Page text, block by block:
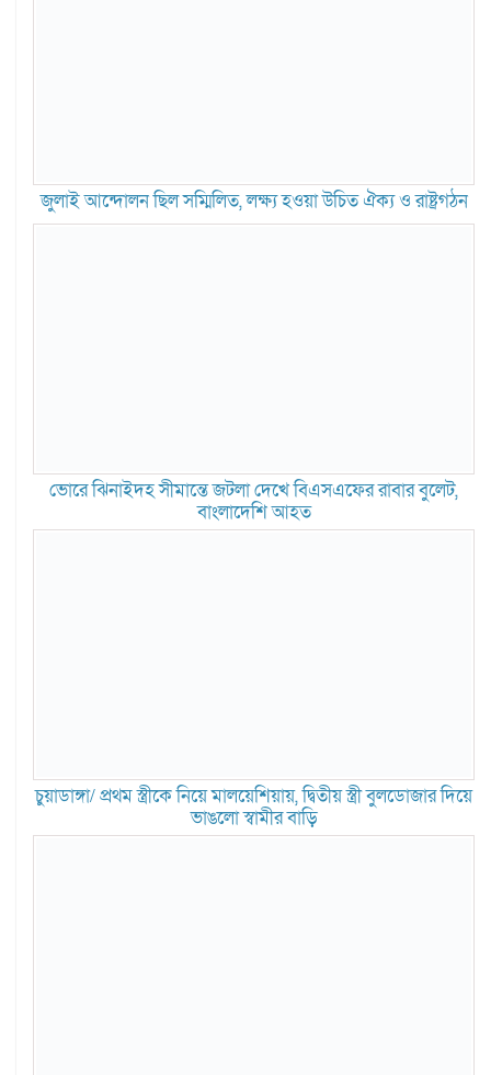
জুলাই আন্দোলন ছিল সম্মিলিত, লক্ষ্য হওয়া উচিত ঐক্য ও রাষ্ট্রগঠন
ভোরে ঝিনাইদহ সীমান্তে জটলা দেখে বিএসএফের রাবার বুলেট,
বাংলাদেশি আহত
চুয়াডাঙ্গা/ প্রথম স্ত্রীকে নিয়ে মালয়েশিয়ায়, দ্বিতীয় স্ত্রী বুলডোজার দিয়ে
ভাঙলো স্বামীর বাড়ি